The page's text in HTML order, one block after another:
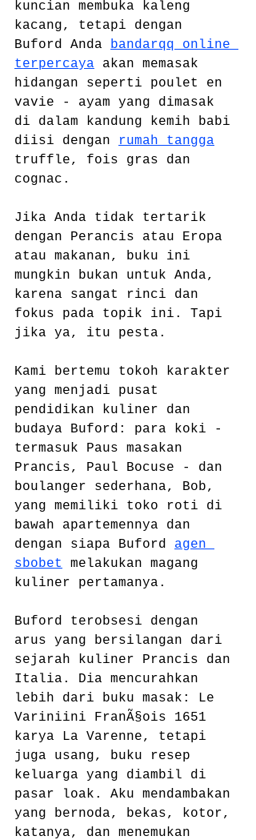
kuncian membuka kaleng
kacang, tetapi dengan
Buford Anda bandarqq online
terpercaya akan memasak
hidangan seperti poulet en
vavie - ayam yang dimasak
di dalam kandung kemih babi
diisi dengan
rumah tangga
truffle, fois gras dan
cognac.
Jika Anda tidak tertarik
dengan Perancis atau Eropa
atau makanan, buku ini
mungkin bukan untuk Anda,
karena sangat rinci dan
fokus pada topik ini. Tapi
jika ya, itu pesta.
Kami bertemu tokoh karakter
yang menjadi pusat
pendidikan kuliner dan
budaya Buford: para koki -
termasuk Paus masakan
Prancis, Paul Bocuse - dan
boulanger sederhana, Bob,
yang memiliki toko roti di
bawah apartemennya dan
dengan siapa Buford agen
sbobet
melakukan magang
kuliner pertamanya.
Buford terobsesi dengan
arus yang bersilangan dari
sejarah kuliner Prancis dan
Italia. Dia mencurahkan
lebih dari buku masak: Le
Variniini FranÃ§ois 1651
karya La Varenne, tetapi
juga usang, buku resep
keluarga yang diambil di
pasar loak. Aku mendambakan
yang bernoda, bekas, kotor,
katanya, dan menemukan